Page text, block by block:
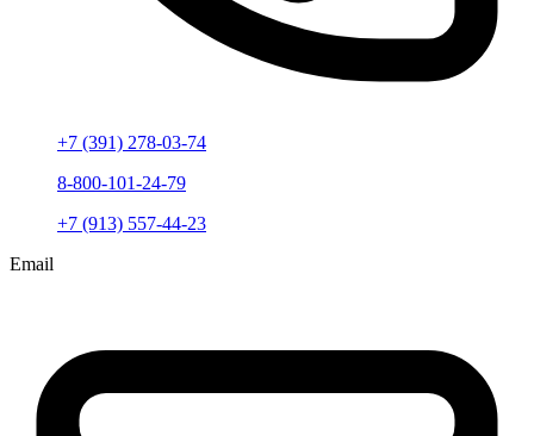
+7 (391) 278-03-74
8-800-101-24-79
+7 (913) 557-44-23
Email